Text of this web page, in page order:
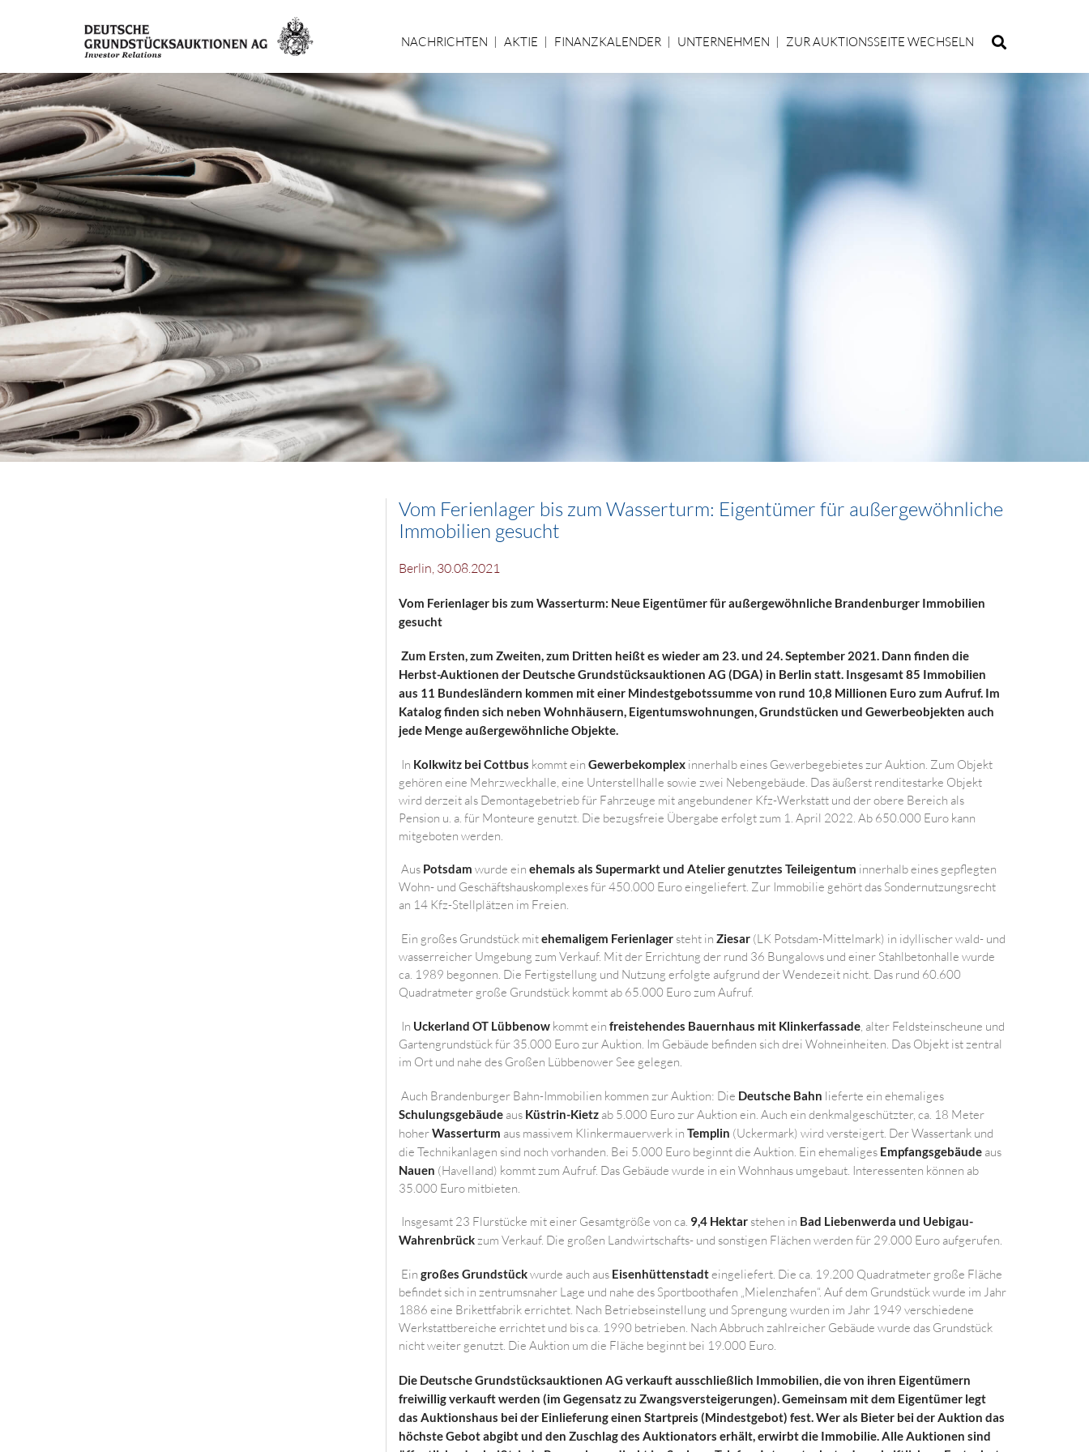
NACHRICHTEN AKTIE FINANZKALENDER UNTERNEHMEN ZUR AUKTIONSSEITE WECHSELN
Vom Ferienlager bis zum Wasserturm: Eigentümer für außergewöhnliche
Immobilien gesucht
Berlin, 30.08.2021
Vom Ferienlager bis zum Wasserturm: Neue Eigentümer für außergewöhnliche Brandenburger Immobilien
gesucht
Zum Ersten, zum Zweiten, zum Dritten heißt es wieder am 23. und 24. September 2021. Dann finden die
Herbst-Auktionen der Deutsche Grundstücksauktionen AG (DGA) in Berlin statt. Insgesamt 85 Immobilien
aus 11 Bundesländern kommen mit einer Mindestgebotssumme von rund 10,8 Millionen Euro zum Aufruf. Im
Katalog finden sich neben Wohnhäusern, Eigentumswohnungen, Grundstücken und Gewerbeobjekten auch
jede Menge außergewöhnliche Objekte.
In Kolkwitz bei Cottbus kommt ein Gewerbekomplex innerhalb eines Gewerbegebietes zur Auktion. Zum Objekt
gehören eine Mehrzweckhalle, eine Unterstellhalle sowie zwei Nebengebäude. Das äußerst renditestarke Objekt
wird derzeit als Demontagebetrieb für Fahrzeuge mit angebundener Kfz-Werkstatt und der obere Bereich als
Pension u. a. für Monteure genutzt. Die bezugsfreie Übergabe erfolgt zum 1. April 2022. Ab 650.000 Euro kann
mitgeboten werden.
Aus Potsdam wurde ein ehemals als Supermarkt und Atelier genutztes Teileigentum innerhalb eines gepflegten
Wohn- und Geschäftshauskomplexes für 450.000 Euro eingeliefert. Zur Immobilie gehört das Sondernutzungsrecht
an 14 Kfz-Stellplätzen im Freien.
Ein großes Grundstück mitehemaligem Ferienlager steht in Ziesar (LK Potsdam-Mittelmark) in idyllischer wald- und
wasserreicher Umgebung zum Verkauf. Mit der Errichtung der rund 36 Bungalows und einer Stahlbetonhalle wurde
ca. 1989 begonnen. Die Fertigstellung und Nutzung erfolgte aufgrund der Wendezeit nicht. Das rund 60.600
Quadratmeter große Grundstück kommt ab 65.000 Euro zum Aufruf.
In Uckerland OT Lübbenow kommt ein freistehendes Bauernhaus mit Klinkerfassade , alter Feldsteinscheune und
Gartengrundstück für 35.000 Euro zur Auktion. Im Gebäude befinden sich drei Wohneinheiten. Das Objekt ist zentral
im Ort und nahe des Großen Lübbenower See gelegen.
Auch Brandenburger Bahn-Immobilien kommen zur Auktion: Die Deutsche Bahn lieferte ein ehemaliges
Schulungsgebäude aus Küstrin-Kietz ab 5.000 Euro zur Auktion ein. Auch ein denkmalgeschützter, ca. 18 Meter
hoherWasserturm aus massivem Klinkermauerwerk in Templin (Uckermark) wird versteigert. Der Wassertank und
die Technikanlagen sind noch vorhanden. Bei 5.000 Euro beginnt die Auktion. Ein ehemaliges Empfangsgebäude aus
Nauen (Havelland) kommt zum Aufruf. Das Gebäude wurde in ein Wohnhaus umgebaut. Interessenten können ab
35.000 Euro mitbieten.
Insgesamt 23 Flurstücke mit einer Gesamtgröße von ca. 9,4 Hektar stehen in Bad Liebenwerda und Uebigau-
Wahrenbrückzum Verkauf. Die großen Landwirtschafts- und sonstigen Flächen werden für 29.000 Euro aufgerufen.
Ein großes Grundstückwurde auch aus Eisenhüttenstadteingeliefert. Die ca. 19.200 Quadratmeter große Fläche
befindet sich in zentrumsnaher Lage und nahe des Sportboothafen „Mielenzhafen“. Auf dem Grundstück wurde im Jahr
1886 eine Brikettfabrik errichtet. Nach Betriebseinstellung und Sprengung wurden im Jahr 1949 verschiedene
Werkstattbereiche errichtet und bis ca. 1990 betrieben. Nach Abbruch zahlreicher Gebäude wurde das Grundstück
nicht weiter genutzt. Die Auktion um die Fläche beginnt bei 19.000 Euro.
Die Deutsche Grundstücksauktionen AG verkauft ausschließlich Immobilien, die von ihren Eigentümern
freiwillig verkauft werden (im Gegensatz zu Zwangsversteigerungen). Gemeinsam mit dem Eigentümer legt
das Auktionshaus bei der Einlieferung einen Startpreis (Mindestgebot) fest. Wer als Bieter bei der Auktion das
höchste Gebot abgibt und den Zuschlag des Auktionators erhält, erwirbt die Immobilie. Alle Auktionen sind